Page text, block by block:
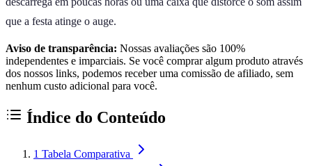
que a festa atinge o auge.
Aviso de transparência: Nossas avaliações são 100%
independentes e imparciais. Se você comprar algum produto através
dos nossos links, podemos receber uma comissão de afiliado, sem
nenhum custo adicional para você.
Índice do Conteúdo
1 Tabela Comparativa